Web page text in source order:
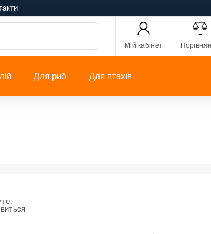
Мій кабінет
Для риб Для птахів